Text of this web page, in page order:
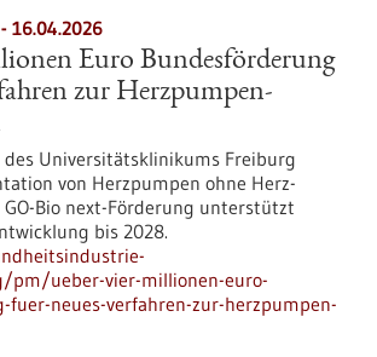
16.04.2026
Euro Bundesförderung
zur Herzpumpen-
des Universitätsklinikums Freiburg
von Herzpumpen ohne Herz-
GO-Bio next-Förderung unterstützt
bis 2028.
pm/ueber-vier-millionen-euro-
fuer-neues-verfahren-zur-herzpumpen-